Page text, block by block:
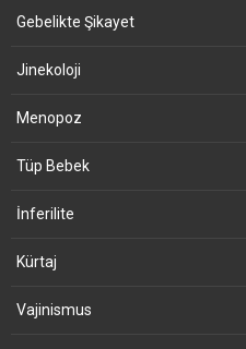
Gebelikte Şikayet
Jinekoloji
Menopoz
Tüp Bebek
İnferilite
Kürtaj
Vajinismus